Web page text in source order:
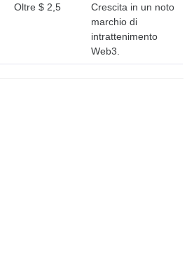
Oltre $ 2,5
Crescita in un noto
marchio di
intrattenimento
Web3.